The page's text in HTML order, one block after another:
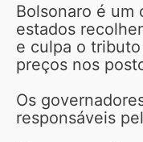
Bolsonaro é um
estados
e culpa o
preços nos
Os
responsáveis